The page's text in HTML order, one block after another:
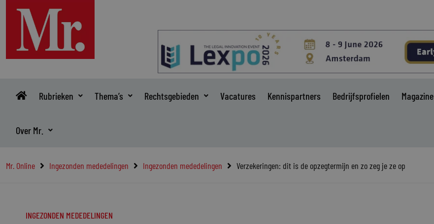
inhoud
Rubrieken Thema’s Rechtsgebieden Vacatures Kennispartners Bedrijfsprofielen Magazine
Over Mr.
Mr. Online Ingezonden mededelingen Ingezonden mededelingen Verzekeringen: dit is de opzegtermijn en zo zeg je ze op
INGEZONDEN MEDEDELINGEN